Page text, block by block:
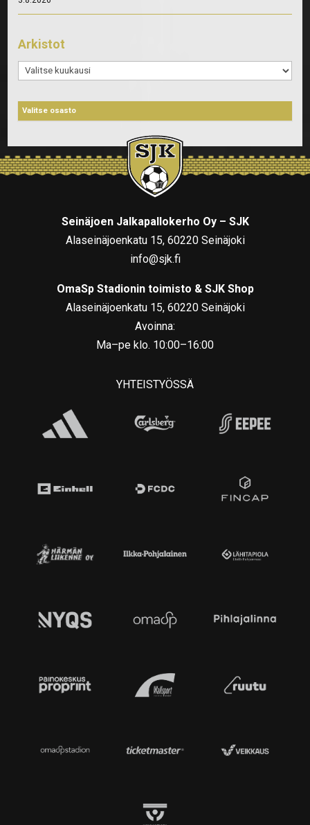
Arkistot
Arkistot
Seinäjoen Jalkapallokerho Oy – SJK
Alaseinäjoenkatu 15, 60220 Seinäjoki
info@sjk.fi
OmaSp Stadionin toimisto & SJK Shop
Alaseinäjoenkatu 15, 60220 Seinäjoki
Avoinna:
Ma–pe klo. 10:00–16:00
YHTEISTYÖSSÄ